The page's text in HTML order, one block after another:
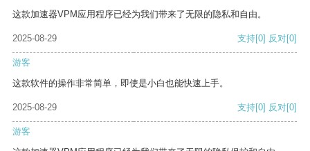
这款加速器VPM应用程序已经为我们带来了无限的隐私和自由。
2025-08-29 支持[0] 反对[0]
游客
这款软件的操作非常简单，即使是小白也能快速上手。
2025-08-29 支持[0] 反对[0]
游客